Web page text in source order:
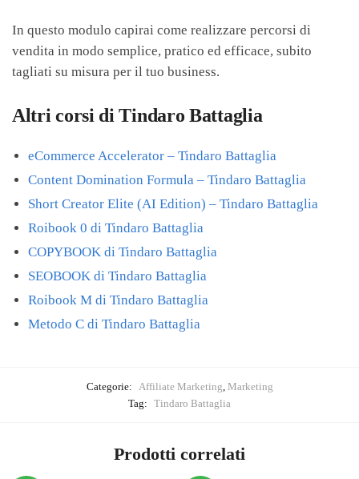
In questo modulo capirai come realizzare percorsi di
vendita in modo semplice, pratico ed efficace, subito
tagliati su misura per il tuo business.
Altri corsi di Tindaro Battaglia
eCommerce Accelerator – Tindaro Battaglia
Content Domination Formula – Tindaro Battaglia
Short Creator Elite (AI Edition) – Tindaro Battaglia
Roibook 0 di Tindaro Battaglia
COPYBOOK di Tindaro Battaglia
SEOBOOK di Tindaro Battaglia
Roibook M di Tindaro Battaglia
Metodo C di Tindaro Battaglia
Categorie: Affiliate Marketing Marketing
Tag: Tindaro Battaglia
Prodotti correlati